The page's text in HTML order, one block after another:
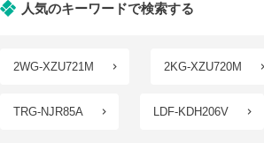
人気のキーワードで検索する
2WG-XZU721M 2KG-XZU720M
TRG-NJR85A LDF-KDH206V